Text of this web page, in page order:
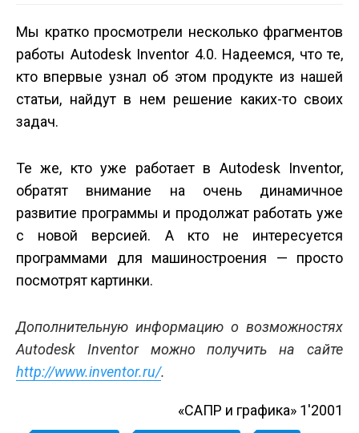
Мы кратко просмотрели несколько фрагментов
работы Autodesk Inventor 4.0. Надеемся, что те,
кто впервые узнал об этом продукте из нашей
статьи, найдут в нем решение каких-то своих
задач.
Те же, кто уже работает в Autodesk Inventor,
обратят внимание на очень динамичное
развитие программы и продолжат работать уже
с новой версией. А кто не интересуется
программами для машиностроения — просто
посмотрят картинки.
Дополнительную информацию о возможностях
Autodesk Inventor можно получить на сайте
http://www.inventor.ru/.
«САПР и графика» 1'2001